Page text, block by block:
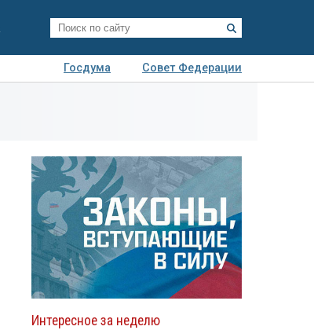
Госдума
Совет Федерации
Интересное за неделю